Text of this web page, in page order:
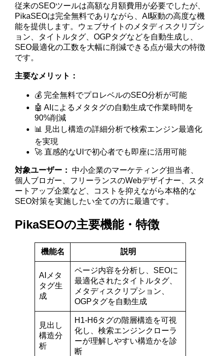
従来のSEOツールは高額な月額費用が必要でしたが、
PikaSEOは完全無料でありながら、AI駆動の高度な機
能を提供します。ウェブサイトのメタディスクリプシ
ョン、タイトルタグ、OGPタグなどを自動生成し、
SEO最適化の工数を大幅に削減できる点が最大の特徴
です。
主要なメリット：
💰 完全無料でプロレベルのSEO分析が可能
🤖 AIによるメタタグの自動生成で作業時間を
90%削減
📊 見出し構造の詳細分析で検索エンジン最適化
を実現
🚀 直感的なUIで初心者でも即座に活用可能
対象ユーザー： 中小企業のマーケティング担当者、
個人ブロガー、フリーランスのWebデザイナー、スタ
ートアップ企業など、コストを抑えながら本格的な
SEO対策を実施したい全ての方に最適です。
PikaSEOの主要機能・特徴
機能名 説明
AIメタ
タグ生
成
ページ内容を分析し、SEOに
最適化されたタイトルタグ、
メタディスクリプション、
OGPタグを自動生成
見出し
構造分
析
H1-H6タグの階層構造を可視
化し、検索エンジンクローラ
ーが理解しやすい構造かを診
断